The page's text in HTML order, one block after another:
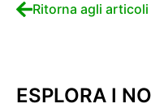
Ritorna agli articoli
ESPLORA I